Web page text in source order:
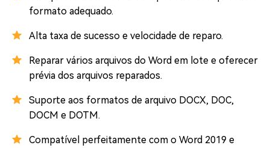
formato adequado.
Alta taxa de sucesso e velocidade de reparo.
Reparar vários arquivos do Word em lote e oferecer
prévia dos arquivos reparados.
Suporte aos formatos de arquivo DOCX, DOC,
DOCM e DOTM.
Compatível perfeitamente com o Word 2019 e